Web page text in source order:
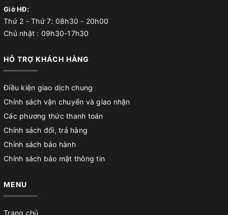
Giờ HĐ:
Thứ 2 - Thứ 7: 08h30 - 20h00
Chủ nhật : 09h30-17h30
HỖ TRỢ KHÁCH HÀNG
Điều kiện giao dịch chung
Chính sách vận chuyển và giao nhận
Các phương thức thanh toán
Chính sách đổi, trả hàng
Chính sách bảo hành
Chính sách bảo mật thông tin
MENU
Trang chủ